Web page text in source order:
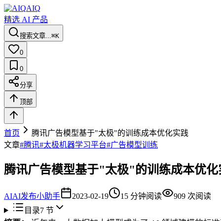
AIQ
精选 AI 产品
搜索文章...⌘K
0
0
分享
顶部
首页
腾讯广告模型基于"太极"的训练成本优化实践
文章#腾讯#太极机器学习平台#广告模型训练
腾讯广告模型基于"太极"的训练成本优化
AIAI发布小助手 2023-02-19 15 分钟阅读 909 次阅读
目录7节